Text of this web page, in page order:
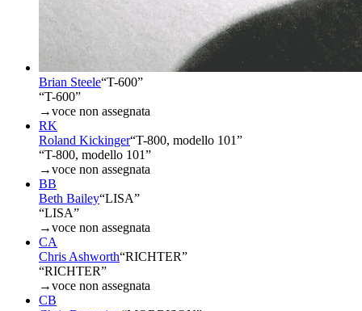
Brian Steele“T-600”
“T-600”
→voce non assegnata
RK
Roland Kickinger“T-800, modello 101”
“T-800, modello 101”
→voce non assegnata
BB
Beth Bailey“LISA”
“LISA”
→voce non assegnata
CA
Chris Ashworth“RICHTER”
“RICHTER”
→voce non assegnata
CB